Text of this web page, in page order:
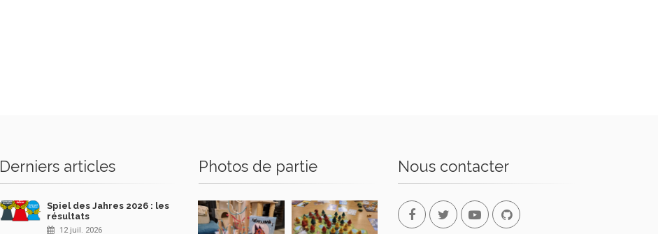
Derniers articles
Spiel des Jahres 2026 : les
résultats
12 juil. 2026
Photos de partie Nous contacter